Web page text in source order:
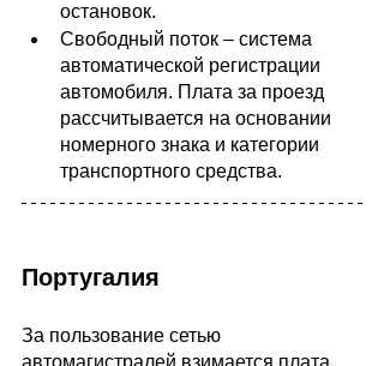
остановок.
Свободный поток – система
автоматической регистрации
автомобиля. Плата за проезд
рассчитывается на основании
номерного знака и категории
транспортного средства.
Португалия
За пользование сетью
автомагистралей взимается плата.